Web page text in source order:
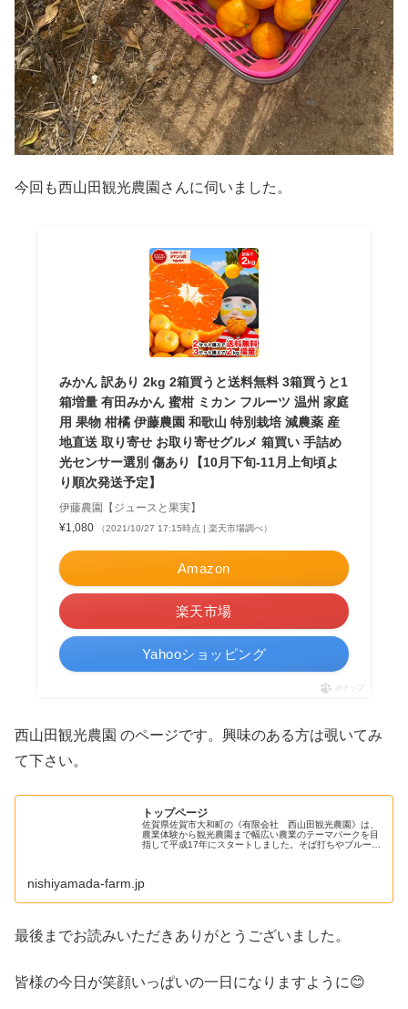
今回も西山田観光農園さんに伺いました。
みかん 訳あり 2kg 2箱買うと送料無料 3箱買うと1
箱増量 有田みかん 蜜柑 ミカン フルーツ 温州 家庭
用 果物 柑橘 伊藤農園 和歌山 特別栽培 減農薬 産
地直送 取り寄せ お取り寄せグルメ 箱買い 手詰め
光センサー選別 傷あり【10月下旬-11月上旬頃よ
り順次発送予定】
伊藤農園【ジュースと果実】
¥1,080
（2021/10/27 17:15時点 | 楽天市場調べ）
Amazon
楽天市場
Yahooショッピング
ポチップ
西山田観光農園 のページです。興味のある方は覗いてみ
て下さい。
トップページ
佐賀県佐賀市大和町の《有限会社 西山田観光農園》は、
農業体験から観光農園まで幅広い農業のテーマパークを目
指して平成17年にスタートしました。そば打ちやブルーベ
nishiyamada-farm.jp
最後までお読みいただきありがとうございました。
皆様の今日が笑顔いっぱいの一日になりますように😊